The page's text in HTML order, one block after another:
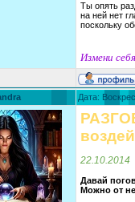
Ты опять
на ней нет
поскольку
Измени
Дата:
22.10.2014
Давай
Можно от